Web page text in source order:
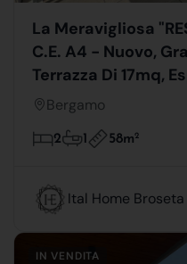
La Meravigliosa
C.E. A4 - Nuovo,
Terrazza Di 17mq,
Bergamo
2 1 58m2
Ital Home Broseta
IN VENDITA